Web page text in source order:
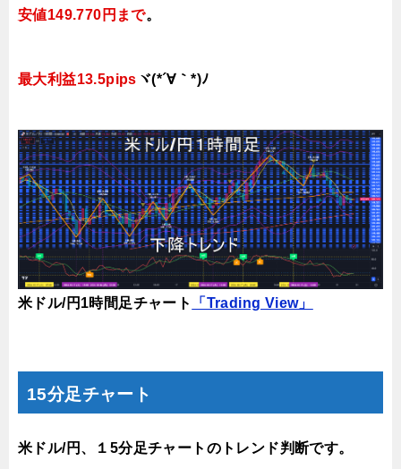
安値149.770円まで。
最大利益13.5pips ヾ(*´∀｀*)ﾉ
米ドル/円1時間足チャート 「Trading View」
15分足チャート
米ドル/円、１5分足チャートのトレンド判断です。